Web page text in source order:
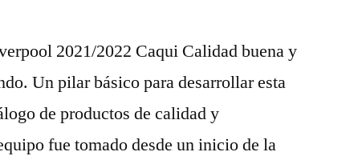
2021/2022 Caqui Calidad buena y
Un pilar básico para desarrollar esta
de productos de calidad y
fue tomado desde un inicio de la